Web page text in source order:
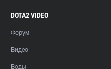
DOTA2 VIDEO
Форум
Видео
Воды